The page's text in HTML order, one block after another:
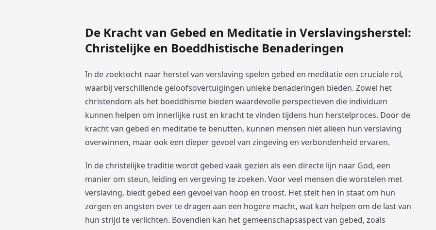
De Kracht van Gebed en Meditatie in Verslavingsherstel:
Christelijke en Boeddhistische Benaderingen
In de zoektocht naar herstel van verslaving spelen gebed en meditatie een cruciale rol,
waarbij verschillende geloofsovertuigingen unieke benaderingen bieden. Zowel het
christendom als het boeddhisme bieden waardevolle perspectieven die individuen
kunnen helpen om innerlijke rust en kracht te vinden tijdens hun herstelproces. Door de
kracht van gebed en meditatie te benutten, kunnen mensen niet alleen hun verslaving
overwinnen, maar ook een dieper gevoel van zingeving en verbondenheid ervaren.
In de christelijke traditie wordt gebed vaak gezien als een directe lijn naar God, een
manier om steun, leiding en vergeving te zoeken. Voor veel mensen die worstelen met
verslaving, biedt gebed een gevoel van hoop en troost. Het stelt hen in staat om hun
zorgen en angsten over te dragen aan een hogere macht, wat kan helpen om de last van
hun strijd te verlichten. Bovendien kan het gemeenschapsaspect van gebed, zoals